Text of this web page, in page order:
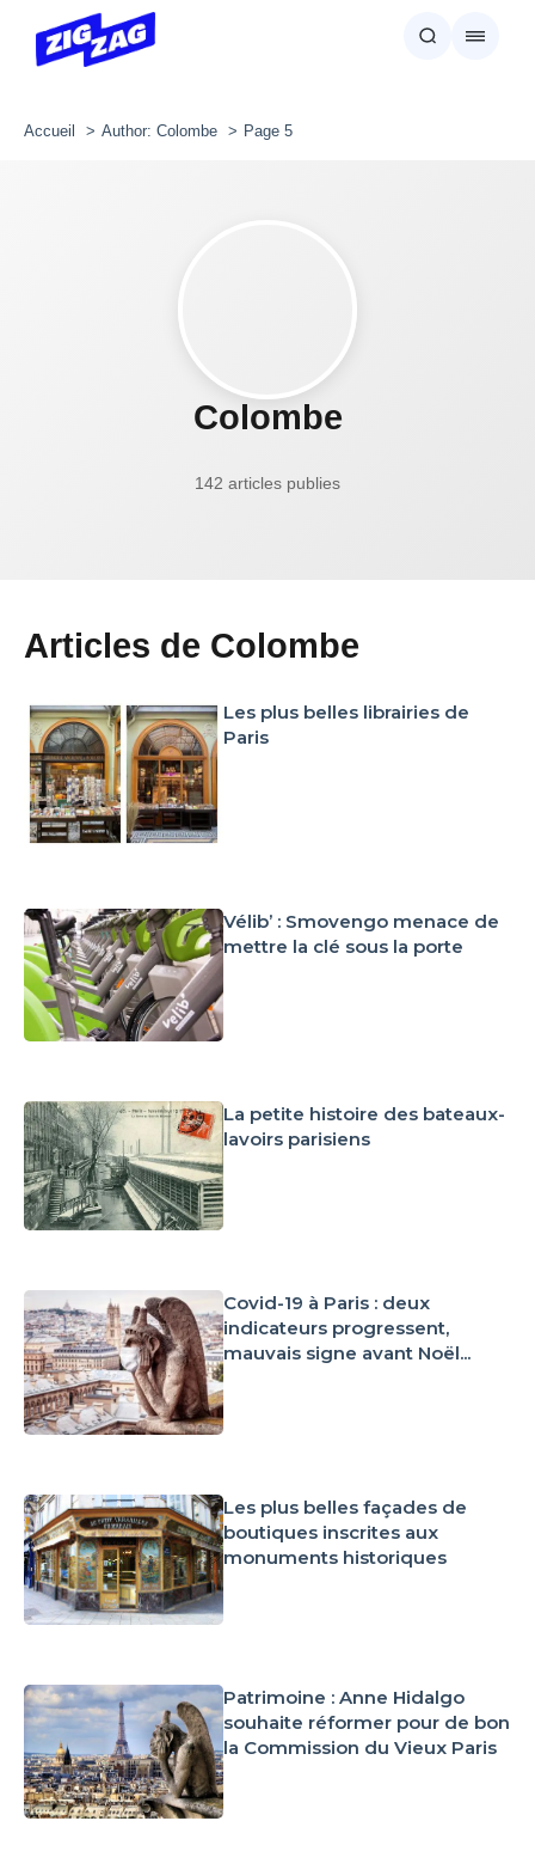
Accueil Author: Colombe Page 5
Colombe
142 articles publies
Articles de Colombe
Les plus belles librairies de
Paris
Vélib’ : Smovengo menace de
mettre la clé sous la porte
La petite histoire des bateaux-
lavoirs parisiens
Covid-19 à Paris : deux
indicateurs progressent,
mauvais signe avant Noël...
Les plus belles façades de
boutiques inscrites aux
monuments historiques
Patrimoine : Anne Hidalgo
souhaite réformer pour de bon
la Commission du Vieux Paris